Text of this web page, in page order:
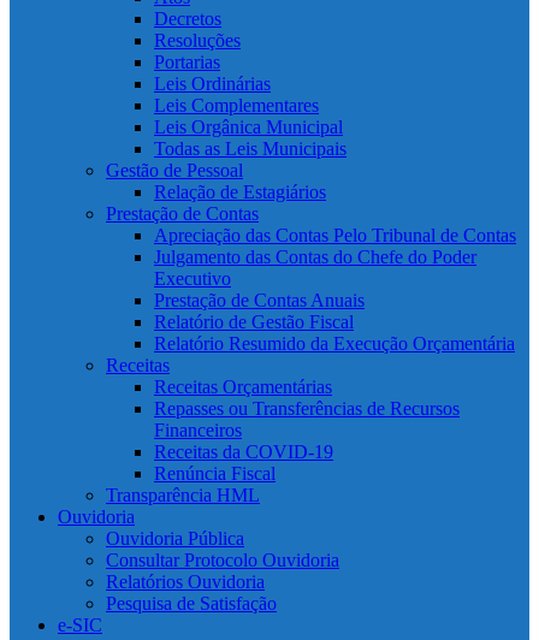
Decretos
Resoluções
Portarias
Leis Ordinárias
Leis Complementares
Leis Orgânica Municipal
Todas as Leis Municipais
Gestão de Pessoal
Relação de Estagiários
Prestação de Contas
Apreciação das Contas Pelo Tribunal de Contas
Julgamento das Contas do Chefe do Poder
Executivo
Prestação de Contas Anuais
Relatório de Gestão Fiscal
Relatório Resumido da Execução Orçamentária
Receitas
Receitas Orçamentárias
Repasses ou Transferências de Recursos
Financeiros
Receitas da COVID-19
Renúncia Fiscal
Transparência HML
Ouvidoria
Ouvidoria Pública
Consultar Protocolo Ouvidoria
Relatórios Ouvidoria
Pesquisa de Satisfação
e-SIC